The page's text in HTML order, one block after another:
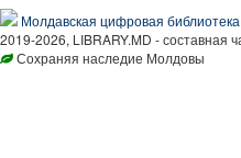
Молдавская цифровая библиотека
2019-2026, LIBRARY.MD - составная
Сохраняя наследие Молдовы